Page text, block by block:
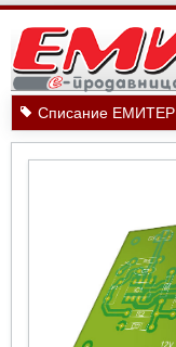
Списание ЕМИТЕР